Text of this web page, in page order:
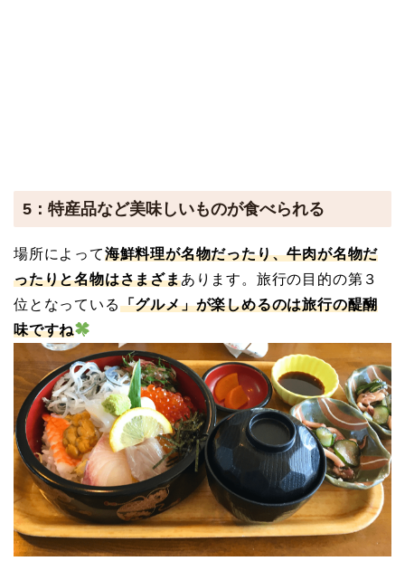
5：特産品など美味しいものが食べられる
場所によって海鮮料理が名物だったり、牛肉が名物だ
ったりと名物はさまざまあります。旅行の目的の第３
位となっている「グルメ」が楽しめるのは旅行の醍醐
味ですね